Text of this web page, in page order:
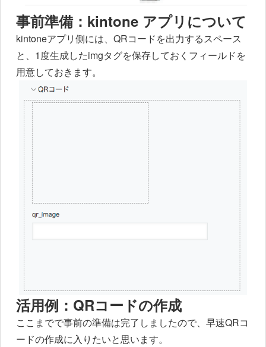
事前準備：kintone アプリについて
kintoneアプリ側には、QRコードを出力するスペース
と、1度生成したimgタグを保存しておくフィールドを
用意しておきます。
活用例：QRコードの作成
ここまでで事前の準備は完了しましたので、早速QRコ
ードの作成に入りたいと思います。